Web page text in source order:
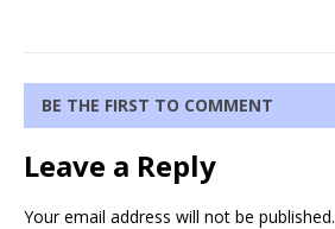
BE THE FIRST TO COMMENT
Leave a Reply
Your email address will not be published.